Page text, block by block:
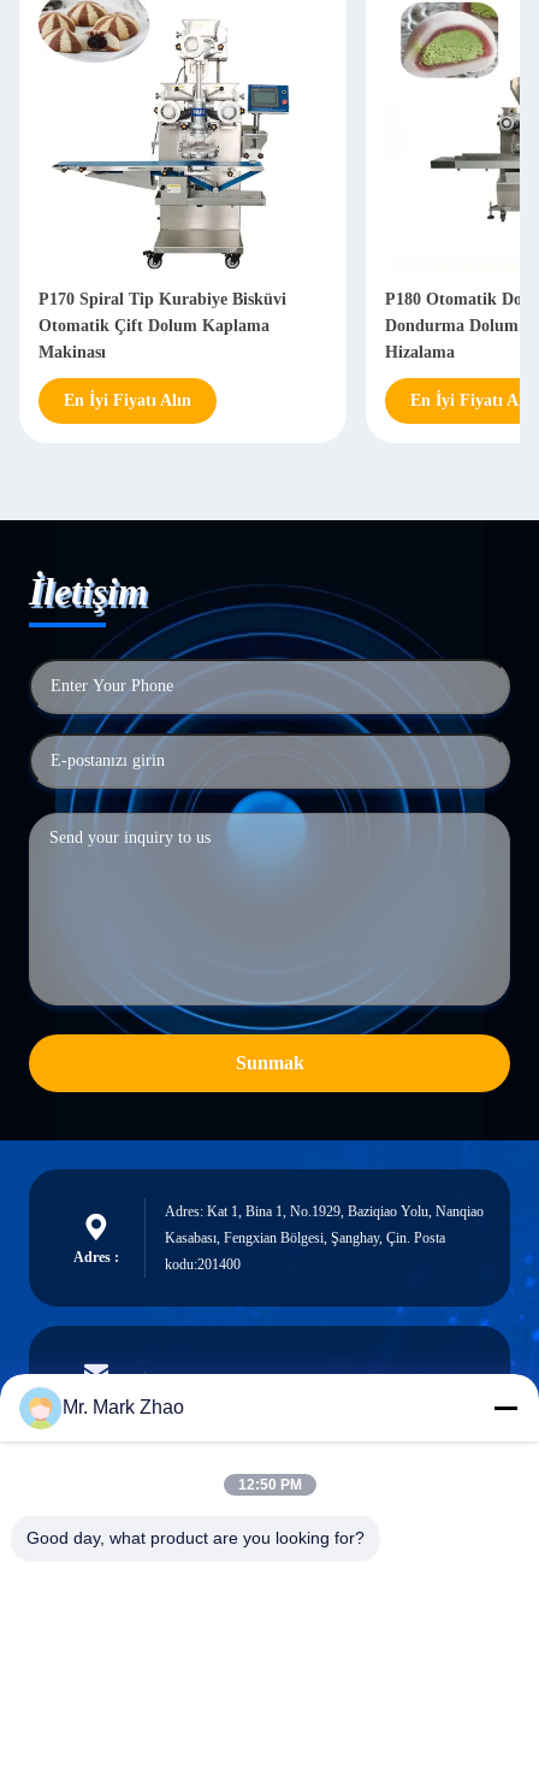
P170 Spiral Tip Kurabiye Bisküvi
Otomatik Çift Dolum Kaplama
Makinası
En İyi Fiyatı Alın
P180 Otomatik
Dondurma Dolum
Hizalama
En İyi Fiyatı Alın
İletişim
Sunmak
Adres :
Adres: Kat 1, Bina 1, No.1929, Baziqiao Yolu, Nanqiao
Kasabası, Fengxian Bölgesi, Şanghay, Çin. Posta
kodu:201400
e-posta
Telefon :
Mr. Mark Zhao
12:50 PM
Good day, what product are you looking for?